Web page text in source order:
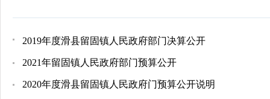
2019年度滑县留固镇人民政府部门决算公开
2021年留固镇人民政府部门预算公开
2020年度滑县留固镇人民政府门预算公开说明